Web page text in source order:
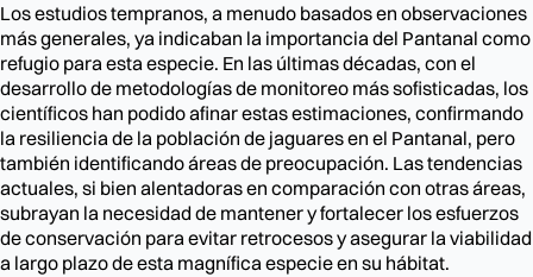
Los estudios tempranos, a menudo basados en observaciones
más generales, ya indicaban la importancia del Pantanal como
refugio para esta especie. En las últimas décadas, con el
desarrollo de metodologías de monitoreo más sofisticadas, los
científicos han podido afinar estas estimaciones, confirmando
la resiliencia de la población de jaguares en el Pantanal, pero
también identificando áreas de preocupación. Las tendencias
actuales, si bien alentadoras en comparación con otras áreas,
subrayan la necesidad de mantener y fortalecer los esfuerzos
de conservación para evitar retrocesos y asegurar la viabilidad
a largo plazo de esta magnífica especie en su hábitat.